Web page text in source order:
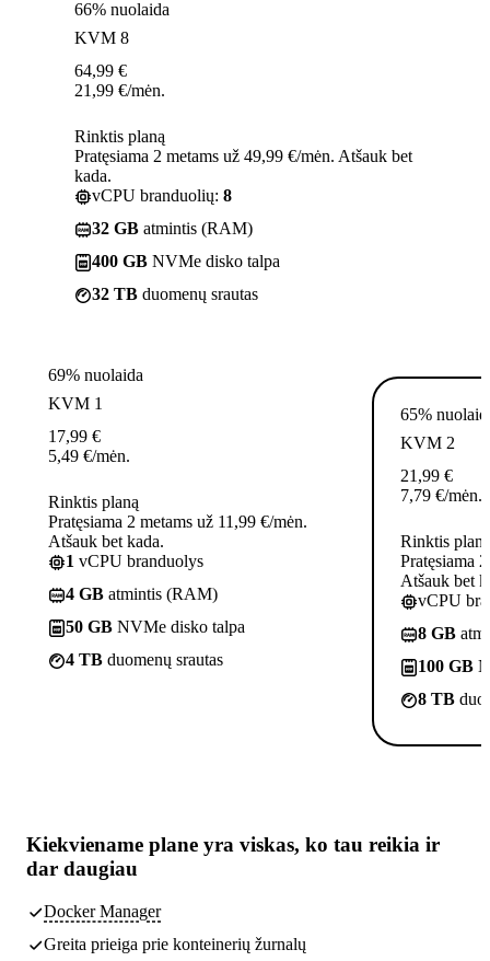
66% nuolaida
KVM 8
64,99 €
21,99 €/mėn.
Rinktis planą
Pratęsiama 2 metams už 49,99 €/mėn. Atšauk bet
kada.
vCPU branduolių: 8
32 GB atmintis (RAM)
400 GB NVMe disko talpa
32 TB duomenų srautas
69% nuolaida
KVM 1
17,99 €
5,49 €/mėn.
Rinktis planą
Pratęsiama 2 metams už 11,99 €/mėn.
Atšauk bet kada.
1 vCPU branduolys
4 GB atmintis (RAM)
50 GB NVMe disko talpa
4 TB duomenų srautas
65%
KVM 2
21,99 €
7,79 €/mėn.
Rinktis planą
Pratęsiama
Atšauk bet
vCPU
8 GB
100 GB
8 TB
Kiekviename plane yra viskas, ko tau reikia ir
dar daugiau
Docker Manager
Greita prieiga prie konteinerių žurnalų